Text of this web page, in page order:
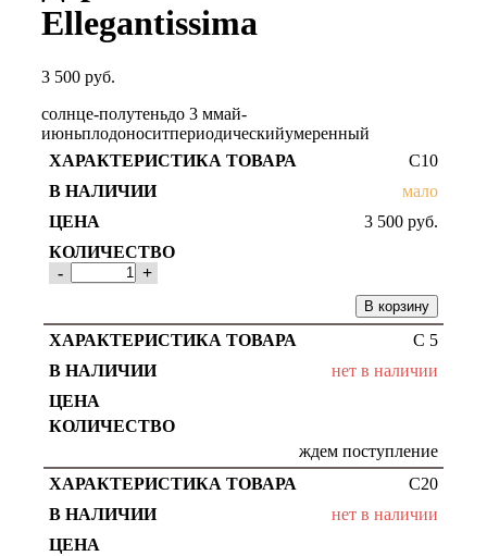
Ellegantissima
3 500 руб.
солнце-полутеньдо 3 ммай-
июньплодоноситпериодическийумеренный
С10
мало
3 500 руб.
- +
В корзину
С 5
нет в наличии
ждем поступление
С20
нет в наличии